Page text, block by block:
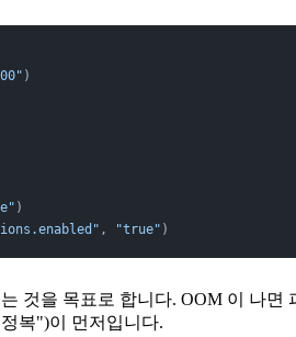
)
)
, "true" )
것을 목표로 합니다. OOM 이 나
복")이 먼저입니다.